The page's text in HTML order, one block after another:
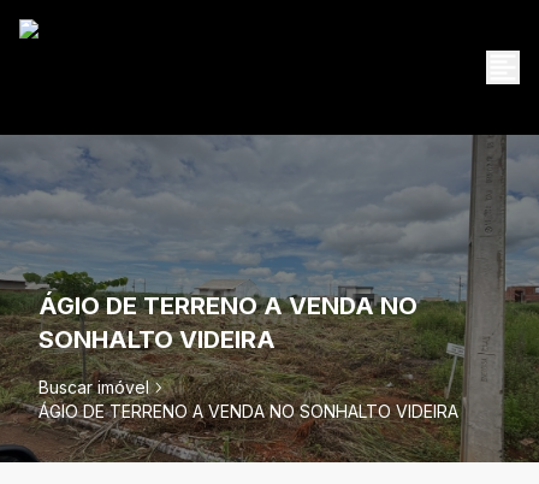
ÁGIO DE TERRENO A VENDA NO
SONHALTO VIDEIRA
Buscar imóvel
ÁGIO DE TERRENO A VENDA NO SONHALTO VIDEIRA